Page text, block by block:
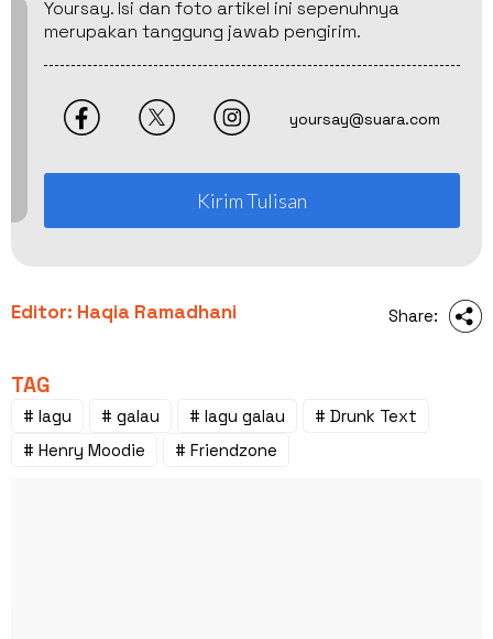
Yoursay. Isi dan foto artikel ini sepenuhnya
merupakan tanggung jawab pengirim.
yoursay@suara.com
Kirim Tulisan
Editor: Haqia Ramadhani Share:
TAG
# lagu # galau # lagu galau
# Drunk Text
# Henry Moodie
# Friendzone